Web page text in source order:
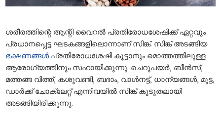
ശരീരത്തിന്റെ ആന്റി വൈറൽ പ്രതിരോധശേഷിക്ക് ഏറ്റവും
പ്രധാനപ്പെട്ട ഘടകങ്ങളിലൊന്നാണ് സിങ്ക്. സിങ്ക് അടങ്ങിയ
ഭക്ഷണങ്ങൾ പ്രതിരോധശേഷി കൂട്ടാനും മൊത്തത്തിലുള്ള
ആരോ​ഗ്യത്തിനും സഹായിക്കുന്നു. ചെറുപയർ, ബീൻസ്,
മത്തങ്ങ വിത്ത്, കശുവണ്ടി, ബദാം, വാൾനട്ട്, ധാന്യങ്ങൾ, മുട്ട,
ഡാർക്ക് ചോക്ലേറ്റ് എന്നിവയിൽ സിങ്ക് കൂടുതലായി
അടങ്ങിയിരിക്കുന്നു.